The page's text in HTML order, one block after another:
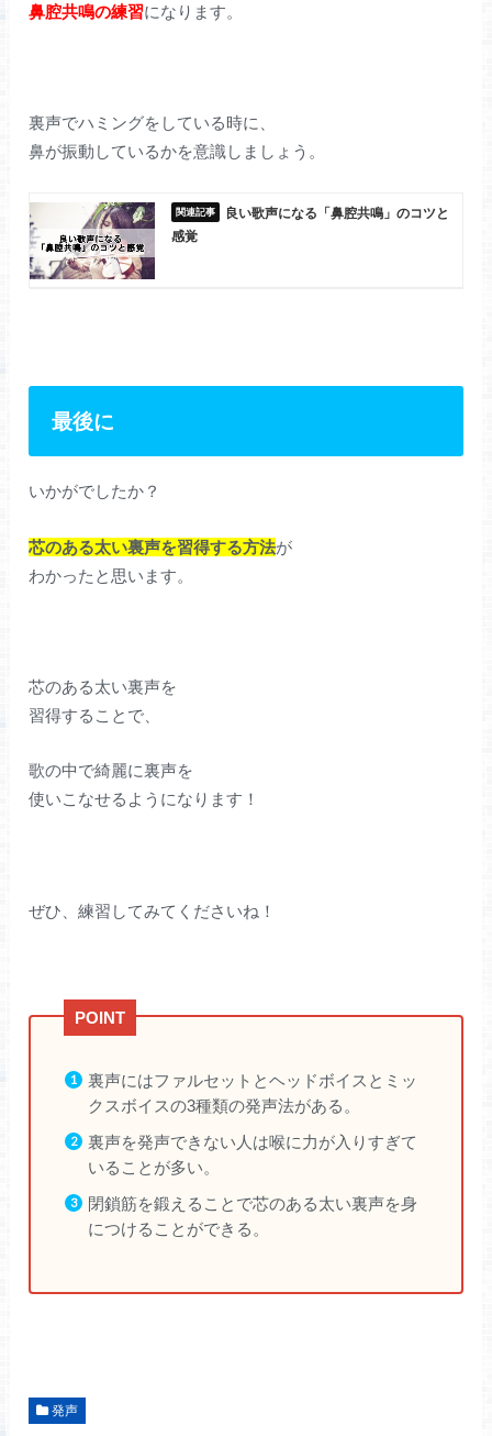
鼻腔共鳴の練習になります。
裏声でハミングをしている時に、
鼻が振動しているかを意識しましょう。
良い歌声になる「鼻腔共鳴」のコツと
感覚
最後に
いかがでしたか？
芯のある太い裏声を習得する方法が
わかったと思います。
芯のある太い裏声を
習得することで、
歌の中で綺麗に裏声を
使いこなせるようになります！
ぜひ、練習してみてくださいね！
裏声にはファルセットとヘッドボイスとミッ
クスボイスの3種類の発声法がある。
裏声を発声できない人は喉に力が入りすぎて
いることが多い。
閉鎖筋を鍛えることで芯のある太い裏声を身
につけることができる。
発声